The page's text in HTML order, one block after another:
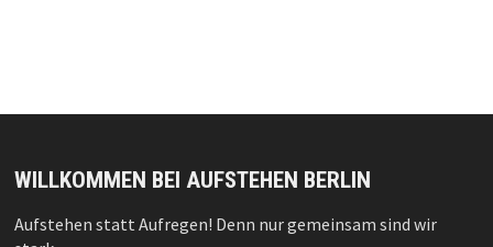
WILLKOMMEN BEI AUFSTEHEN BERLIN
Aufstehen statt Aufregen! Denn nur gemeinsam sind wir